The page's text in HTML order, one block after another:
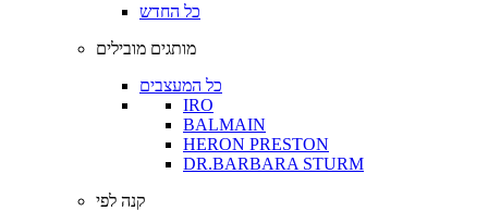
כל החדש
מותגים מובילים
כל המעצבים
IRO
BALMAIN
HERON PRESTON
DR.BARBARA STURM
קנה לפי